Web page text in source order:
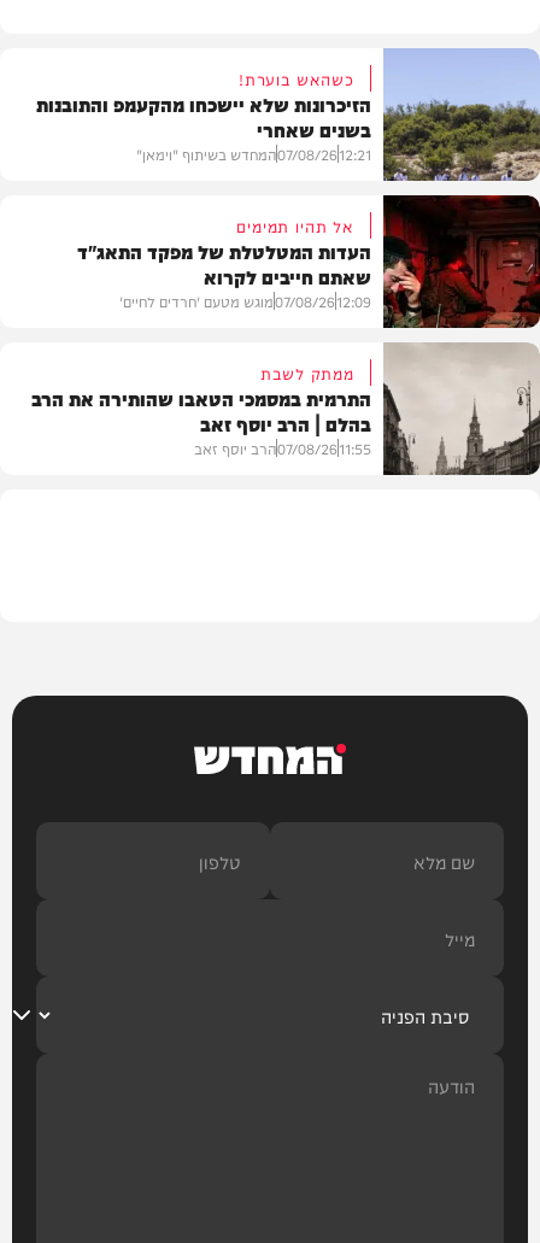
וידאו
כשהאש בוערת!
הזיכרונות שלא יישכחו מהקעמפ והתובנות
בשנים שאחרי
12:21
07/08/26המחדש בשיתוף "וימאן"
דעות
אל תהיו תמימים
העדות המטלטלת של מפקד התאג"ד
שאתם חייבים לקרוא
12:09
07/08/26מוגש מטעם 'חרדים לחיים'
ממתק לשבת
התרמית במסמכי הטאבו שהותירה את הרב
בהלם | הרב יוסף זאב
11:55
07/08/26הרב יוסף זאב
המחדש